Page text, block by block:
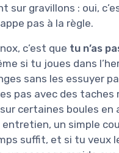
sur gravillons : oui,
pas à la règle.
c’est que tu n’as
si tu joues dans
sans les essuyer
pas avec des taches
certaines boules en
entretien, un simple
suffit, et si tu veux